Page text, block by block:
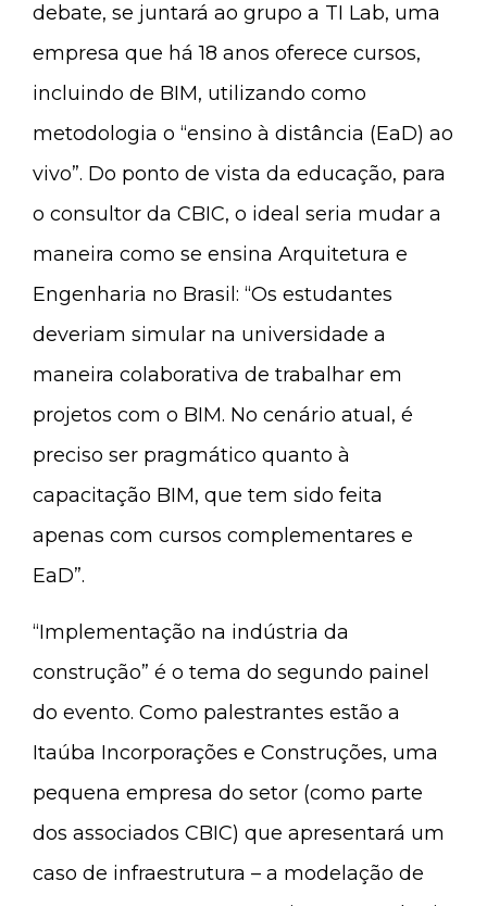
debate, se juntará ao grupo a TI Lab, uma
empresa que há 18 anos oferece cursos,
incluindo de BIM, utilizando como
metodologia o “ensino à distância (EaD) ao
vivo”. Do ponto de vista da educação, para
o consultor da CBIC, o ideal seria mudar a
maneira como se ensina Arquitetura e
Engenharia no Brasil: “Os estudantes
deveriam simular na universidade a
maneira colaborativa de trabalhar em
projetos com o BIM. No cenário atual, é
preciso ser pragmático quanto à
capacitação BIM, que tem sido feita
apenas com cursos complementares e
EaD”.
“Implementação na indústria da
construção” é o tema do segundo painel
do evento. Como palestrantes estão a
Itaúba Incorporações e Construções, uma
pequena empresa do setor (como parte
dos associados CBIC) que apresentará um
caso de infraestrutura – a modelação de